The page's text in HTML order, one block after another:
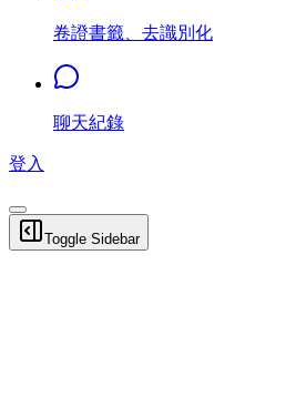
卷證書籤、去識別化
聊天紀錄
登入
Toggle Sidebar